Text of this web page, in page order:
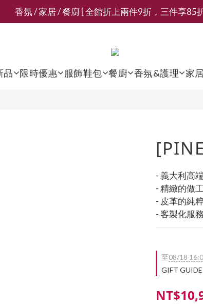
新會員募集現領抵用千元購物金
香氛 / 家居 / 餐廚 [ 全館折上兩件9折，三件享85折
品 限時優惠 服飾鞋包 餐廚 香氛&護理 家
- 義大利高
- 精緻的做
- 皮革的純
- 客製化服務
至08/18
GIFT